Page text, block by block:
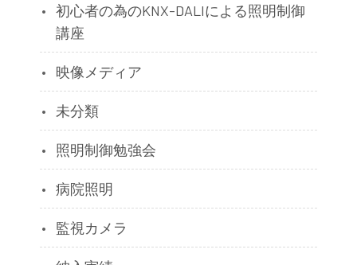
初心者の為のKNX-DALIによる照明制御
講座
映像メディア
未分類
照明制御勉強会
病院照明
監視カメラ